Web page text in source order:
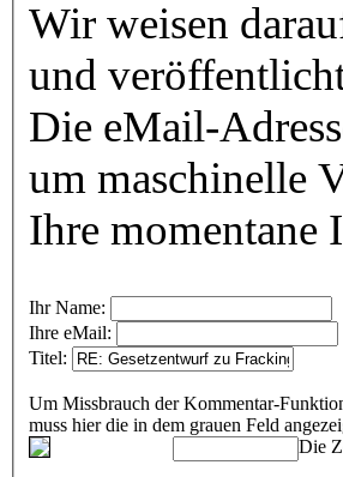
Wir weisen
und
Die eMail-
um maschinelle
Ihre momentane
Ihr Name:
Ihre eMail:
Titel:
Um Missbrauch der Kommentar-
muss hier die in dem grauen Feld
Die